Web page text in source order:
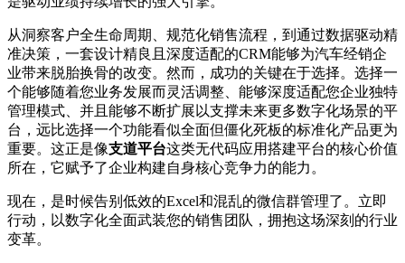
从洞察客户全生命周期、规范化销售流程，到通过数据驱动精
准决策，一套设计精良且深度适配的CRM能够为汽车经销企
业带来脱胎换骨的改变。然而，成功的关键在于选择。选择一
个能够随着您业务发展而灵活调整、能够深度适配您企业独特
管理模式、并且能够不断扩展以支撑未来更多数字化场景的平
台，远比选择一个功能看似全面但僵化死板的标准化产品更为
重要。这正是像支道平台这类无代码应用搭建平台的核心价值
所在，它赋予了企业构建自身核心竞争力的能力。
现在，是时候告别低效的Excel和混乱的微信群管理了。立即
行动，以数字化全面武装您的销售团队，拥抱这场深刻的行业
变革。